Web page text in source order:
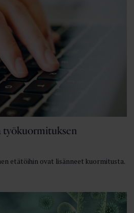
työkuormituksen
etätöihin ovat lisänneet kuormitusta.